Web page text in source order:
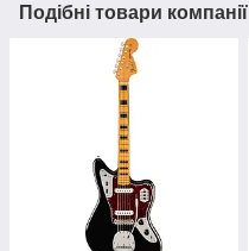
Подібні товари компанії